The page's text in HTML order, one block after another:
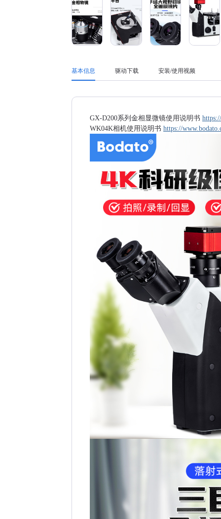
基本信息 驱动下载 安装/使用视频
GX-D200系列金相显微镜使用说明书
WK04K相机使用说明书 https://